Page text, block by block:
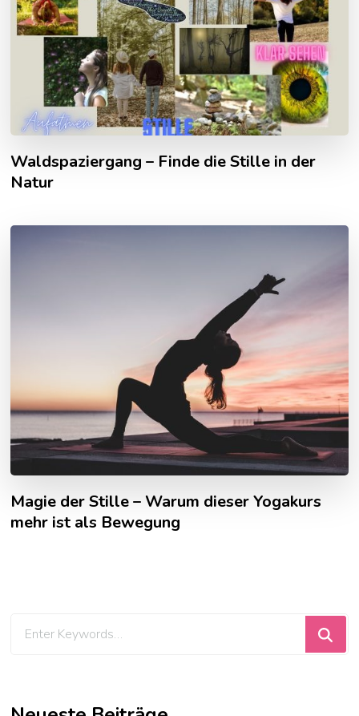
Waldspaziergang – Finde die Stille in der
Natur
Magie der Stille – Warum dieser Yogakurs
mehr ist als Bewegung
Looking